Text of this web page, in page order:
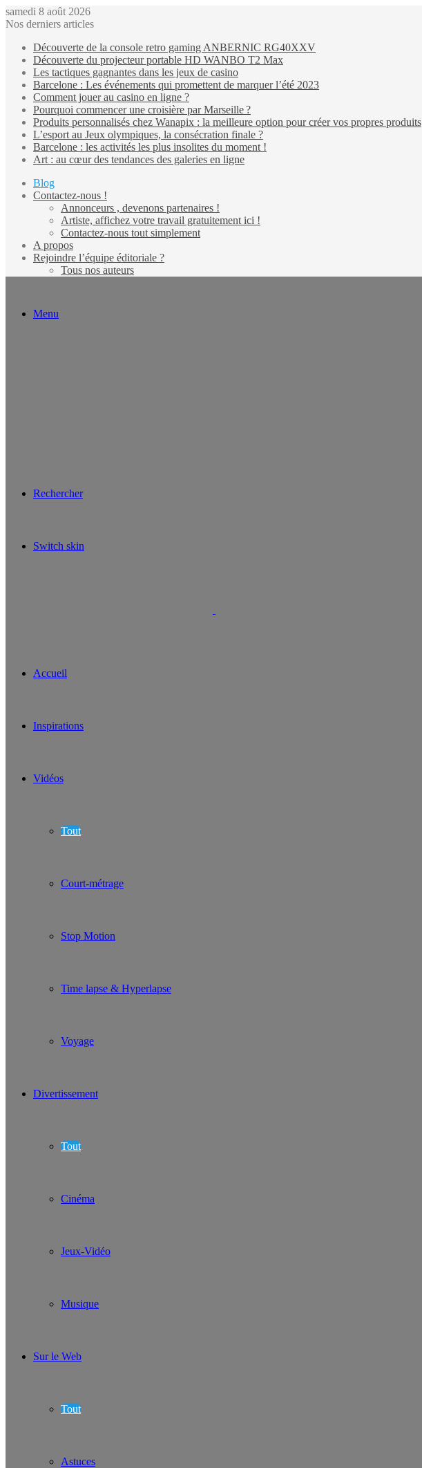
samedi 8 août 2026
Nos derniers articles
Découverte de la console retro gaming ANBERNIC RG40XXV
Découverte du projecteur portable HD WANBO T2 Max
Les tactiques gagnantes dans les jeux de casino
Barcelone : Les événements qui promettent de marquer l’été 2023
Comment jouer au casino en ligne ?
Pourquoi commencer une croisière par Marseille ?
Produits personnalisés chez Wanapix : la meilleure option pour créer vos propres produits
L’esport au Jeux olympiques, la consécration finale ?
Barcelone : les activités les plus insolites du moment !
Art : au cœur des tendances des galeries en ligne
Blog
Contactez-nous !
Annonceurs , devenons partenaires !
Artiste, affichez votre travail gratuitement ici !
Contactez-nous tout simplement
A propos
Rejoindre l’équipe éditoriale ?
Tous nos auteurs
Menu
Rechercher
Switch skin
Accueil
Inspirations
Vidéos
Tout
Court-métrage
Stop Motion
Time lapse & Hyperlapse
Voyage
Divertissement
Tout
Cinéma
Jeux-Vidéo
Musique
Sur le Web
Tout
Astuces